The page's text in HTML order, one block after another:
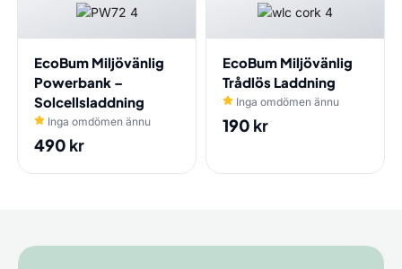
EcoBum Miljövänlig
Powerbank –
Solcellsladdning
Inga omdömen ännu
490 kr
EcoBum Miljövänlig
Trådlös Laddning
Inga omdömen ännu
190 kr